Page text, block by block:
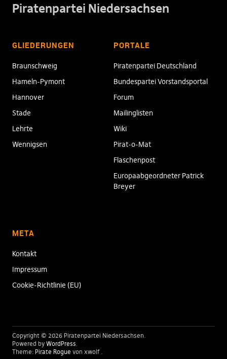
Piratenpartei Niedersachsen
GLIEDERUNGEN
Braunschweig
Hameln-Pymont
Hannover
Stade
Lehrte
Wennigsen
PORTALE
Piratenpartei Deutschland
Bundespartei Vorstandsportal
Forum
Mailinglisten
Wiki
Pirat-o-Mat
Flaschenpost
Europaabgeordneter Patrick
Breyer
META
Kontakt
Impressum
Cookie-Richtlinie (EU)
Copyright © 2026 Piratenpartei Niedersachsen
Powered by WordPress
Theme: Pirate Rogue von xwolf